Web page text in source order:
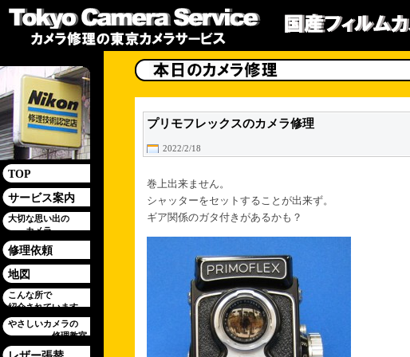
TOP
サービス案内
大切な思い出の
カメラ
修理依頼
地図
こんな所で
紹介されています
やさしいカメラの
修理教室
プリモフレックスのカメラ修理
2022/2/18
巻上出来ません。
シャッターをセットすることが出来ず。
ギア関係のガタ付きがあるかも？